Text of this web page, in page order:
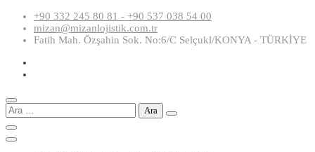
Skip
content
+90 332 245 80 81 - +90 537 038 54 00
mizan@mizanlojistik.com.tr
Fatih Mah. Özşahin Sok. No:6/C Selçukl/KONYA - TÜRKİYE
Arama: